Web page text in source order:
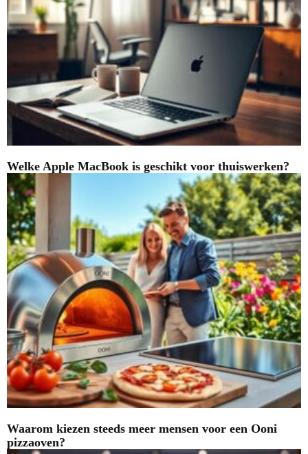
Welke Apple MacBook is geschikt voor thuiswerken?
Waarom kiezen steeds meer mensen voor een Ooni
pizzaoven?